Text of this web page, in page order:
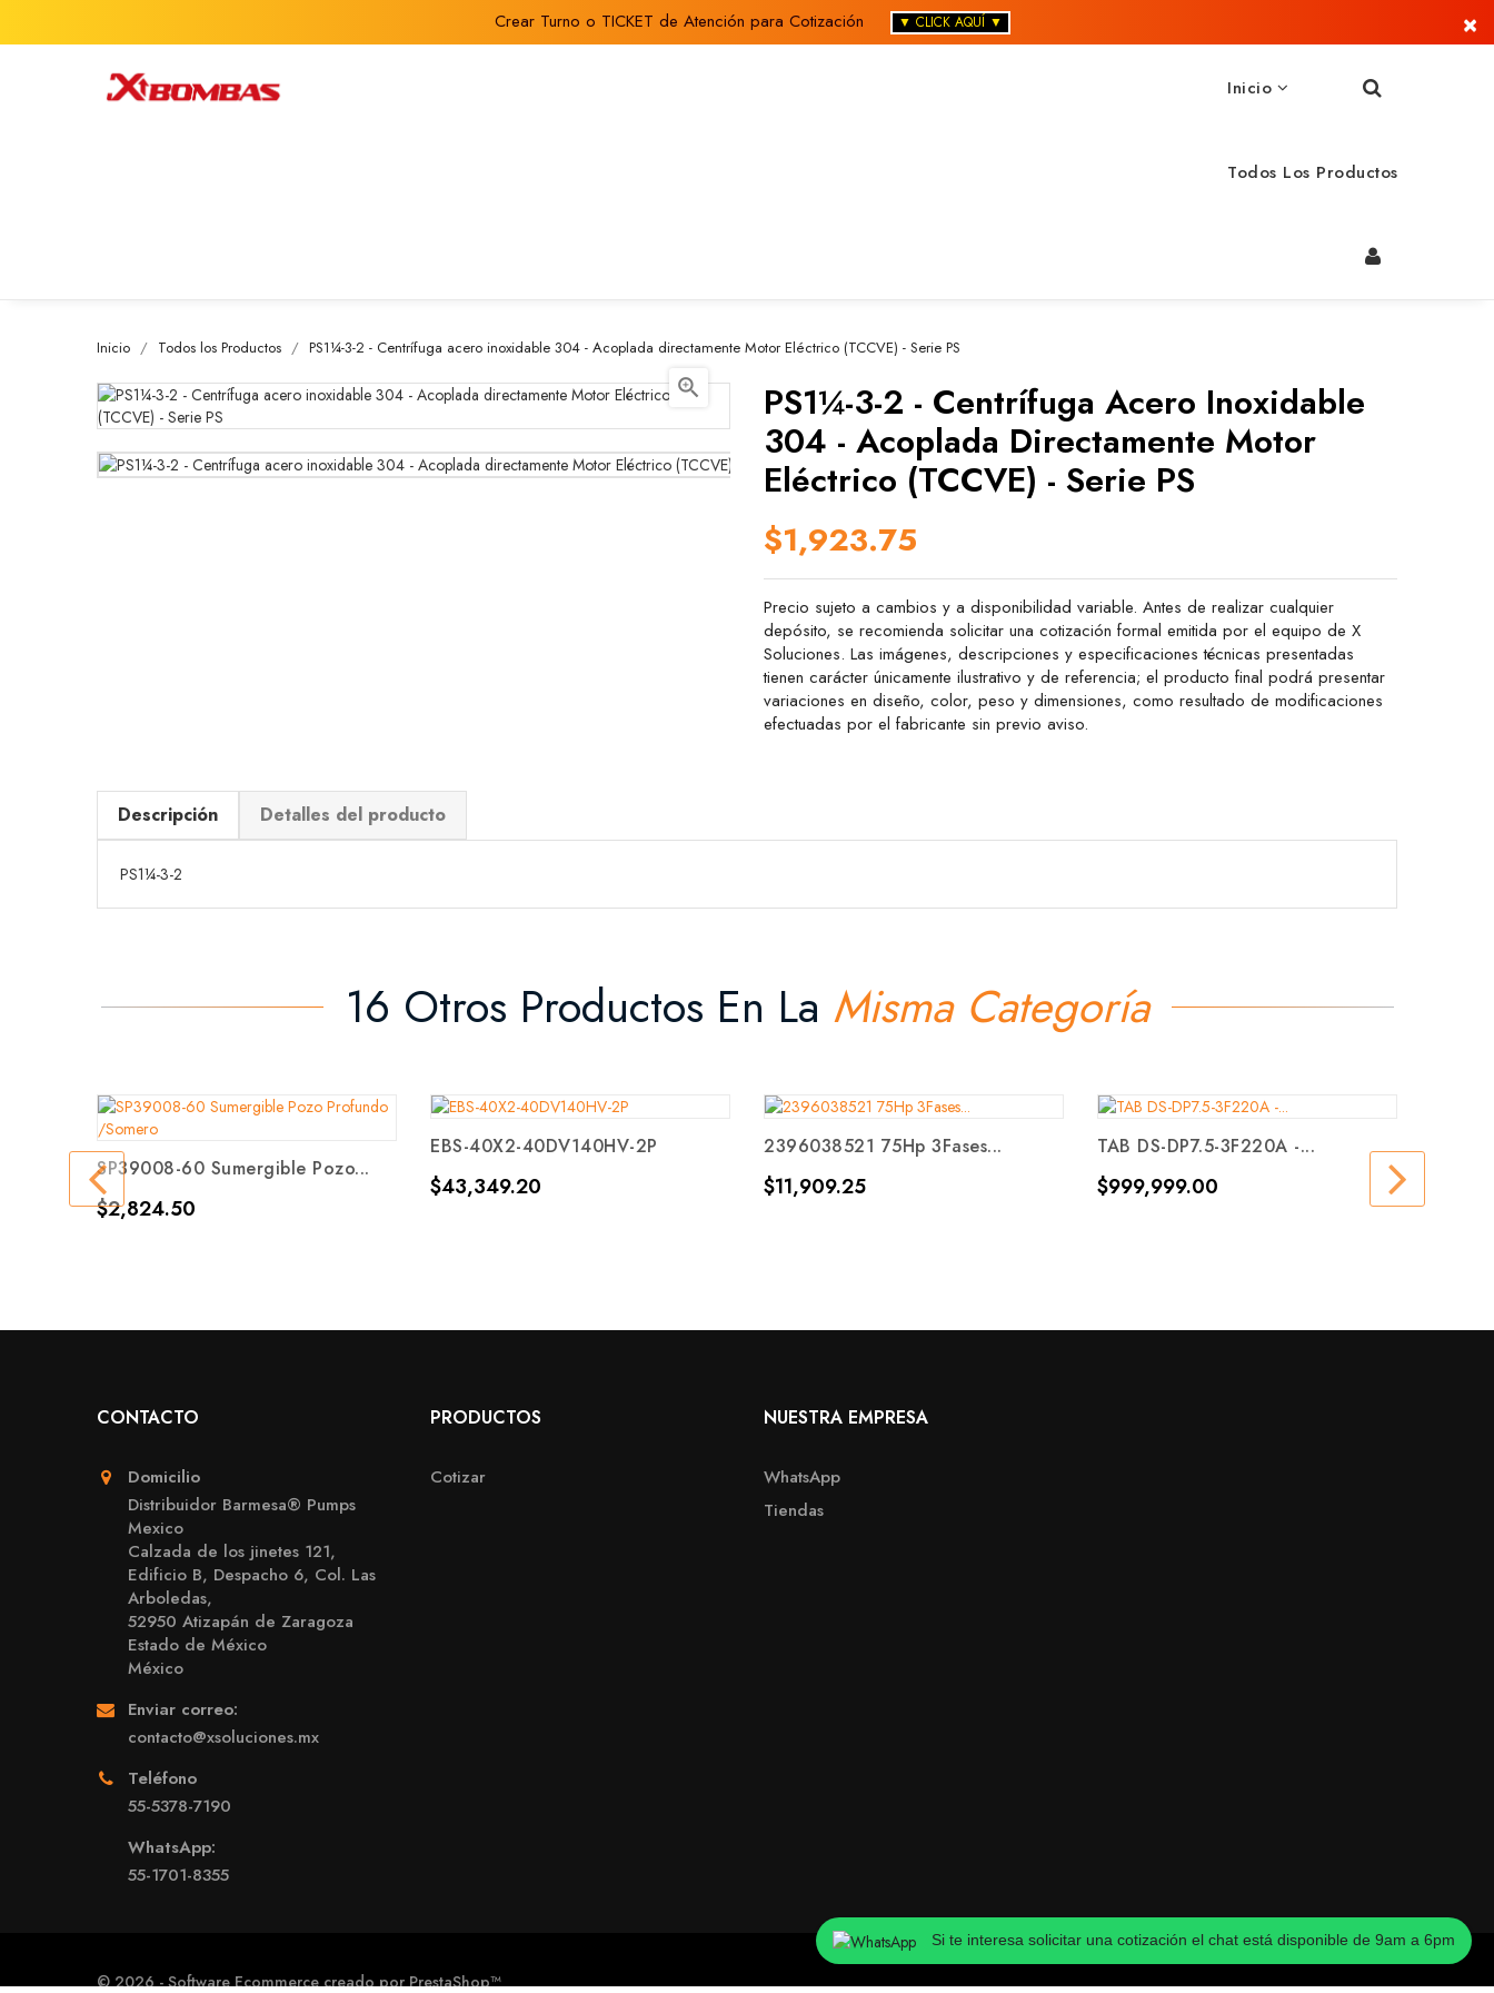
×
Crear Turno o TICKET de Atención para Cotización ▼ CLICK AQUÍ ▼
Inicio
Todos Los Productos
Si te interesa solicitar una cotización el chat está disponible de 9am a 6pm
Inicio Todos los Productos PS1¼-3-2 - Centrífuga acero inoxidable 304 - Acoplada directamente Motor Eléctrico (TCCVE) - Serie PS

PS1¼-3-2 - Centrífuga Acero Inoxidable
304 - Acoplada Directamente Motor
Eléctrico (TCCVE) - Serie PS
$1,923.75
Precio sujeto a cambios y a disponibilidad variable. Antes de realizar cualquier
depósito, se recomienda solicitar una cotización formal emitida por el equipo de X
Soluciones. Las imágenes, descripciones y especificaciones técnicas presentadas
tienen carácter únicamente ilustrativo y de referencia; el producto final podrá presentar
variaciones en diseño, color, peso y dimensiones, como resultado de modificaciones
efectuadas por el fabricante sin previo aviso.
Descripción Detalles del producto
PS1¼-3-2
16 Otros Productos En La Misma Categoría
SP39008-60 Sumergible Pozo...
Precio
$2,824.50
EBS-40X2-40DV140HV-2P
Precio
$43,349.20
2396038521 75Hp 3Fases...
Precio
$11,909.25
TAB DS-DP7.5-3F220A -...
Precio
$999,999.00
CONTACTO
Domicilio
Distribuidor Barmesa® Pumps
Mexico
Calzada de los jinetes 121,
Edificio B, Despacho 6, Col. Las
Arboledas,
52950 Atizapán de Zaragoza
Estado de México
México
Enviar correo:
contacto@xsoluciones.mx
Teléfono
55-5378-7190
WhatsApp:
55-1701-8355
PRODUCTOS
Cotizar
NUESTRA EMPRESA
WhatsApp
Tiendas
© 2026 - Software Ecommerce creado por PrestaShop™